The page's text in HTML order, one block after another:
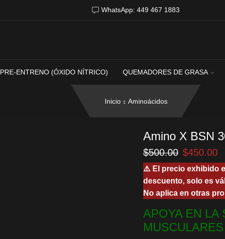
WhatsApp: 449 467 1883
PRE-ENTRENO (ÓXIDO NÍTRICO) QUEMADORES DE GRASA
Inicio Aminoácidos
Amino X BSN
$500.00 El
precio
original
era:
$500.00.
$450.00El
⚠️ El precio exhibido
descuento, solo es
No aplica en otras
APOYA EN LA
MUSCULARES